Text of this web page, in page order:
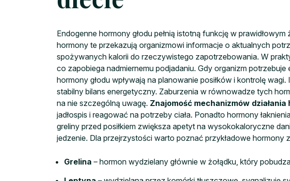
Endogenne hormony głodu pełnią istotną funkcję w
hormony te przekazują organizmowi informacje o aktualnych
spożywanych kalorii do rzeczywistego zapotrzebowania. W
co zapobiega nadmiernemu podjadaniu. Gdy organizm
hormony głodu wpływają na planowanie posiłków i kontrolę
stabilny bilans energetyczny. Zaburzenia w równowadze tych
na nie szczególną uwagę. Znajomość mechanizmów działania
jadłospis i reagować na potrzeby ciała. Ponadto hormony
greliny przed posiłkiem zwiększa apetyt na wysokokaloryczne
jedzenie. Dla przejrzystości warto poznać przykładowe hormony
Grelina – hormon wydzielany głównie w żołądku, który